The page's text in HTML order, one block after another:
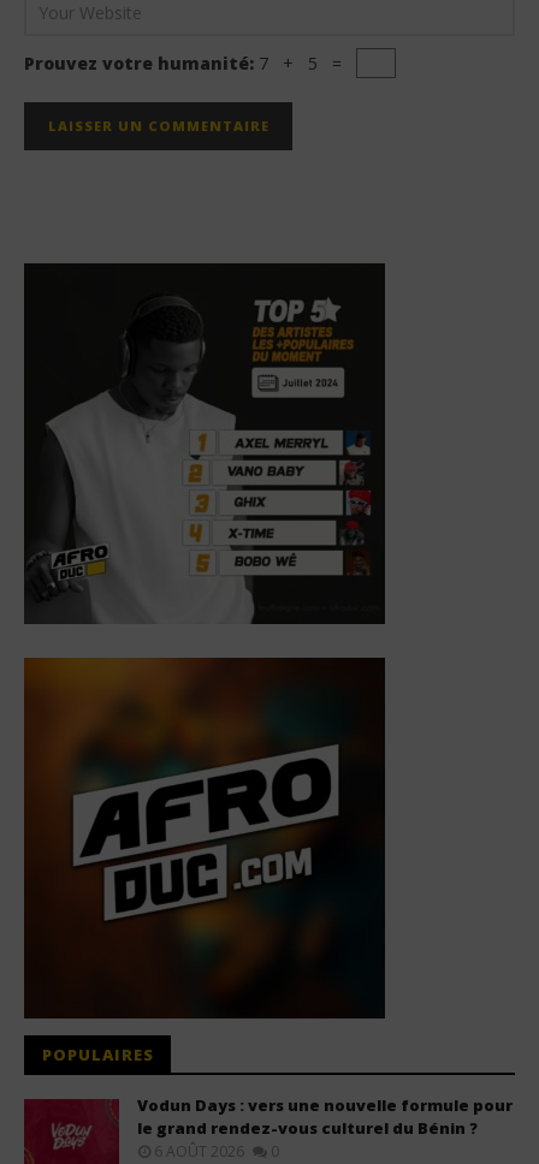
Prouvez votre humanité: 7 + 5 =
POPULAIRES
Vodun Days : vers une nouvelle formule pour
le grand rendez-vous culturel du Bénin ?
6 AOÛT 2026 0